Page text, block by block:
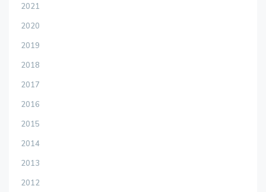
2021
2020
2019
2018
2017
2016
2015
2014
2013
2012